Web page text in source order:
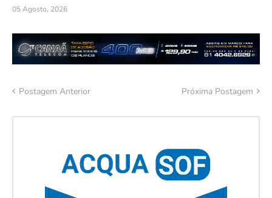
05 Agosto, 2026
Postagem Anterior Próxima Postagem